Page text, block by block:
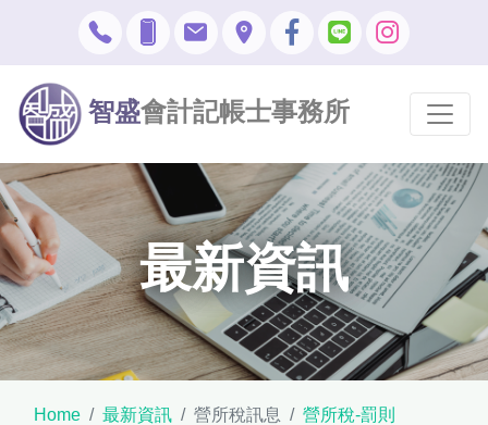
智盛會計記帳士事務所
最新資訊
Home 最新資訊 營所稅訊息 營所稅-罰則